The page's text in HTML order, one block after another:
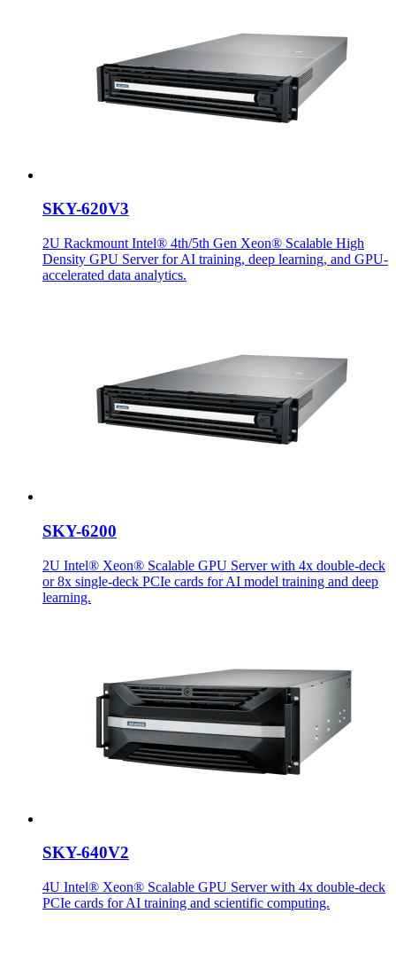
SKY-620V3
2U Rackmount Intel® 4th/5th Gen Xeon® Scalable High
Density GPU Server for AI training, deep learning, and GPU-
accelerated data analytics.
SKY-6200
2U Intel® Xeon® Scalable GPU Server with 4x double-deck
or 8x single-deck PCIe cards for AI model training and deep
learning.
SKY-640V2
4U Intel® Xeon® Scalable GPU Server with 4x double-deck
PCIe cards for AI training and scientific computing.